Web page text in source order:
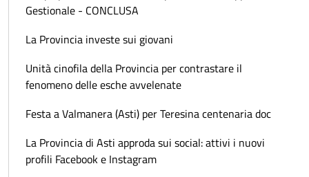
Gestionale - CONCLUSA
La Provincia investe sui giovani
Unità cinofila della Provincia per contrastare il
fenomeno delle esche avvelenate
Festa a Valmanera (Asti) per Teresina centenaria doc
La Provincia di Asti approda sui social: attivi i nuovi
profili Facebook e Instagram